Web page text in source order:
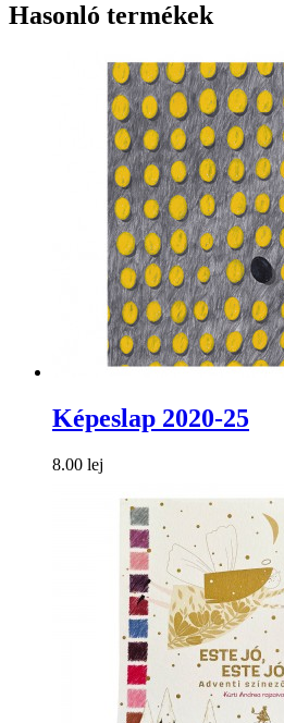
Hasonló termékek
Képeslap 2020-25
8.00 lej